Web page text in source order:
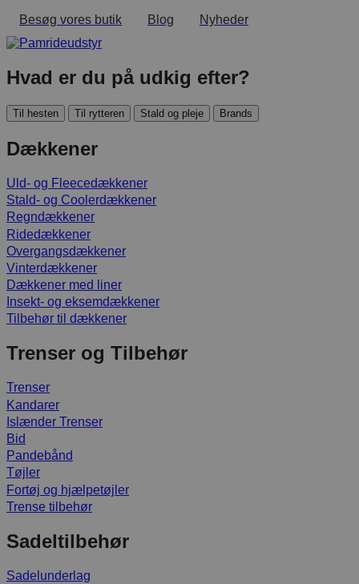
Besøg vores butik Blog Nyheder
Hvad er du på udkig efter?
Til hesten Til rytteren Stald og pleje Brands
Dækkener
Uld- og Fleecedækkener
Stald- og Coolerdækkener
Regndækkener
Ridedækkener
Overgangsdækkener
Vinterdækkener
Dækkener med liner
Insekt- og eksemdækkener
Tilbehør til dækkener
Trenser og Tilbehør
Trenser
Kandarer
Islænder Trenser
Bid
Pandebånd
Tøjler
Fortøj og hjælpetøjler
Trense tilbehør
Sadeltilbehør
Sadelunderlag